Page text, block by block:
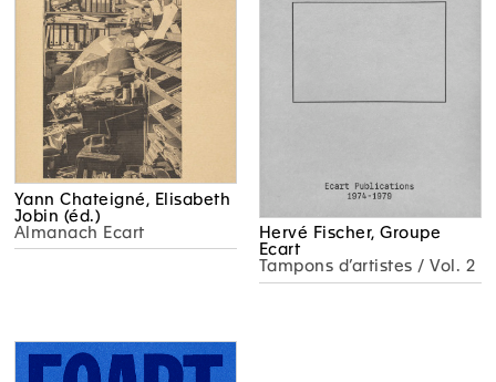
Yann Chateigné, Elisabeth
Jobin (éd.)
Almanach Ecart
Hervé Fischer, Groupe
Ecart
Tampons d’artistes / Vol. 2